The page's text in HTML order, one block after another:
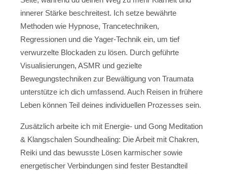
innerer Stärke beschreitest. Ich setze bewährte
Methoden wie Hypnose, Trancetechniken,
Regressionen und die Yager-Technik ein, um tief
verwurzelte Blockaden zu lösen. Durch geführte
Visualisierungen, ASMR und gezielte
Bewegungstechniken zur Bewältigung von Traumata
unterstütze ich dich umfassend. Auch Reisen in frühere
Leben können Teil deines individuellen Prozesses sein.
Zusätzlich arbeite ich mit Energie- und Gong Meditation
& Klangschalen Soundhealing: Die Arbeit mit Chakren,
Reiki und das bewusste Lösen karmischer sowie
energetischer Verbindungen sind fester Bestandteil